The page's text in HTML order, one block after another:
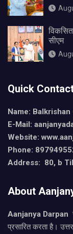
सीएम
Quick
Name: Balkrishan
E-Mail:
Website:
Phone:
Address: 80, b
About
Aanjanya Darpan
प्रसारित करता है।